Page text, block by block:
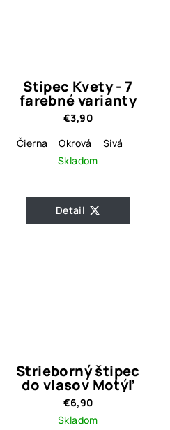
Štipec Kvety - 7
farebné varianty
€3,90
Čierna
Okrová
Sivá
Skladom
Detail
Strieborný štipec
do vlasov Motýľ
€6,90
Skladom